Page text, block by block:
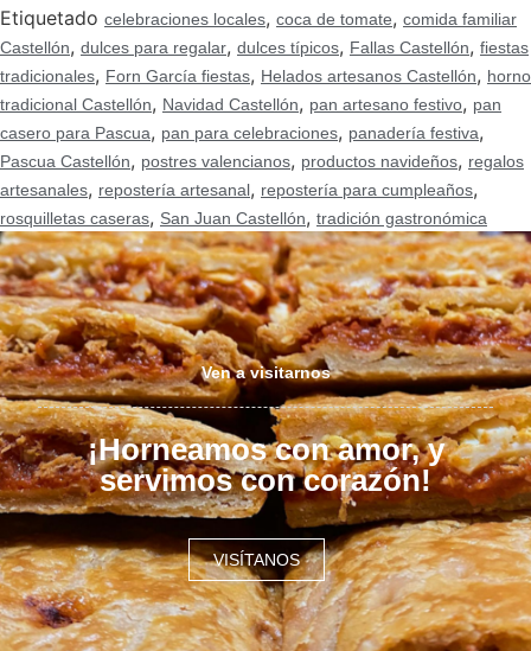
Etiquetado celebraciones locales, coca de tomate, comida familiar
Castellón, dulces para regalar, dulces típicos, Fallas Castellón, fiestas
tradicionales, Forn García fiestas, Helados artesanos Castellón, horno
tradicional Castellón, Navidad Castellón, pan artesano festivo, pan
casero para Pascua, pan para celebraciones, panadería festiva,
Pascua Castellón, postres valencianos, productos navideños, regalos
artesanales, repostería artesanal, repostería para cumpleaños,
rosquilletas caseras, San Juan Castellón, tradición gastronómica
Ven a visitarnos
¡Horneamos con amor, y
servimos con corazón!
VISÍTANOS